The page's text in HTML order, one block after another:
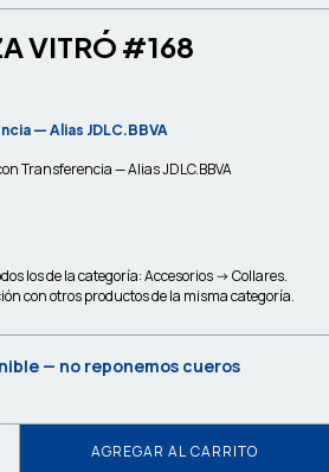
VITRÓ #168
— Alias JDLC.BBVA
Transferencia — Alias JDLC.BBVA
los de la categoría: Accesorios -> Collares.
con otros productos de la misma categoría.
— no reponemos cueros